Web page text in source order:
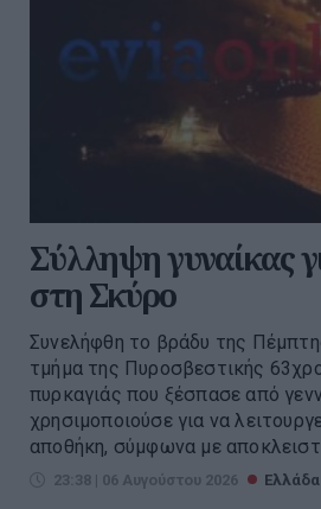
Σύλληψη γυναίκας
στη Σκύρο
Συνελήφθη το βράδυ της
τμήμα της Πυροσβεστικής
πυρκαγιάς που ξέσπασε από
χρησιμοποιούσε για να
αποθήκη, σύμφωνα με
23:38 | 06 Αυγούστου 2026 Ελλάδα